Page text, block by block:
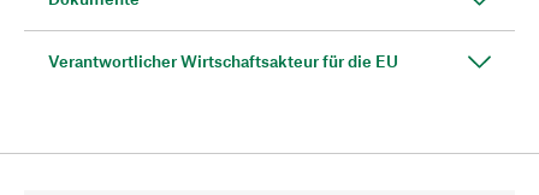
Verantwortlicher Wirtschaftsakteur für die EU